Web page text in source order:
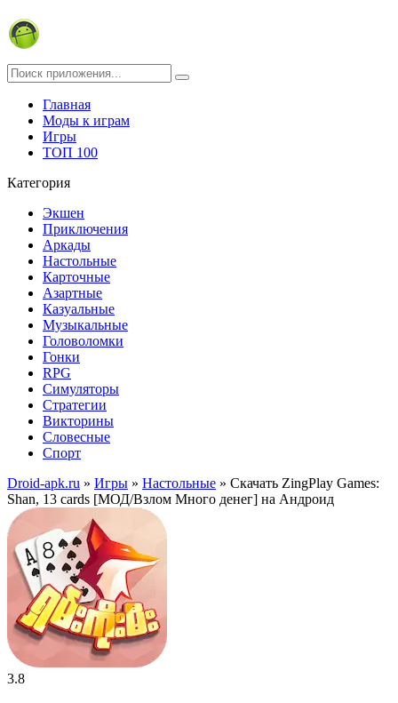
Главная
Моды к играм
Игры
ТОП 100
Категория
Экшен
Приключения
Аркады
Настольные
Карточные
Азартные
Казуальные
Музыкальные
Головоломки
Гонки
RPG
Симуляторы
Стратегии
Викторины
Словесные
Спорт
Droid-apk.ru » Игры » Настольные » Скачать ZingPlay Games:
Shan, 13 cards [МОД/Взлом Много денег] на Андроид
3.8